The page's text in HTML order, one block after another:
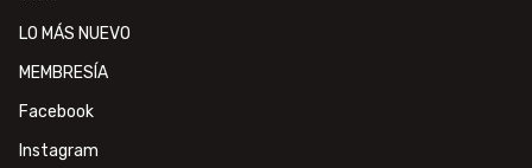
LO MÁS NUEVO
MEMBRESÍA
Facebook
Instagram